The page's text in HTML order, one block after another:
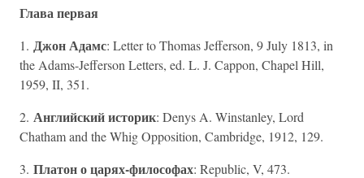
Глава первая
1. Джон Адамс: Letter to Thomas Jefferson, 9 July 1813, in
the Adams-Jefferson Letters, ed. L. J. Cappon, Chapel Hill,
1959, II, 351.
2. Английский историк: Denys A. Winstanley, Lord
Chatham and the Whig Opposition, Cambridge, 1912, 129.
3. Платон о царях-философах: Republic, V, 473.